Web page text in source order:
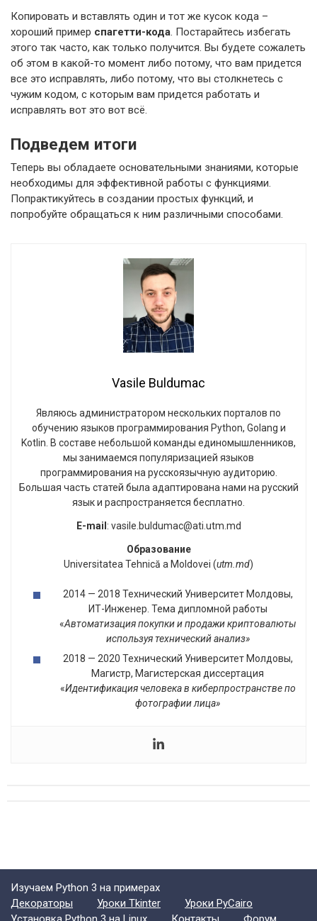
Копировать и вставлять один и тот же кусок кода –
хороший пример спагетти-кода. Постарайтесь избегать
этого так часто, как только получится. Вы будете сожалеть
об этом в какой-то момент либо потому, что вам придется
все это исправлять, либо потому, что вы столкнетесь с
чужим кодом, с которым вам придется работать и
исправлять вот это вот всё.
Подведем итоги
Теперь вы обладаете основательными знаниями, которые
необходимы для эффективной работы с функциями.
Попрактикуйтесь в создании простых функций, и
попробуйте обращаться к ним различными способами.
Vasile Buldumac
Являюсь администратором нескольких порталов по
обучению языков программирования Python, Golang и
Kotlin. В составе небольшой команды единомышленников,
мы занимаемся популяризацией языков
программирования на русскоязычную аудиторию.
Большая часть статей была адаптирована нами на русский
язык и распространяется бесплатно.
E-mail : vasile.buldumac@ati.utm.md
Образование
Universitatea Tehnică a Moldovei (utm.md)
2014 — 2018 Технический Университет Молдовы,
ИТ-Инженер. Тема дипломной работы
«Автоматизация покупки и продажи криптовалюты
используя технический анализ»
2018 — 2020 Технический Университет Молдовы,
Магистр, Магистерская диссертация
«Идентификация человека в киберпространстве по
фотографии лица»
Изучаем Python 3 на примерах
Декораторы
Уроки Tkinter
Уроки PyCairo